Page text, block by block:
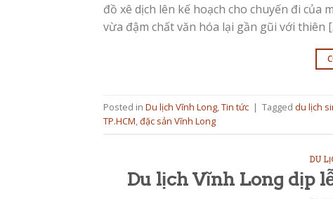
đồ xê dịch lên kế hoạch cho chuyến đi
vừa đậm chất văn hóa lại gần gũi với thiên
Posted in Du lịch Vĩnh Long,Tin tức | Tagged du lịch
TP.HCM,đặc sản Vĩnh Long
DU
Du lịch Vĩnh Long dịp